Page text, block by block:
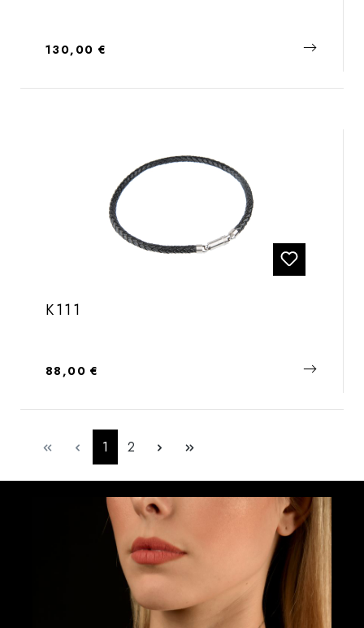
Regulärer Preis:
130,00 €
K111
Regulärer Preis:
88,00 €
Seite
1 Seite
2